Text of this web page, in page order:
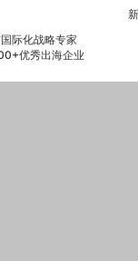
际化战略专家
优秀出海企业